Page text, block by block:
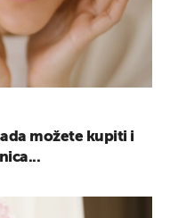
možete kupiti i